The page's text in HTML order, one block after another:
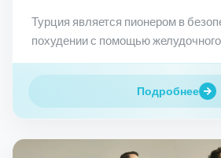
Турция является пионером в
похудении с помощью
Подробнее